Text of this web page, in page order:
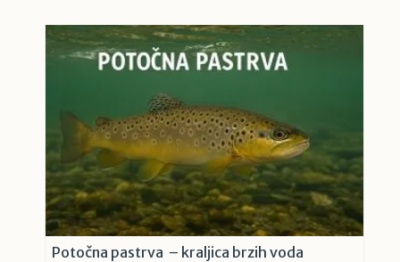
Potočna pastrva – kraljica brzih voda